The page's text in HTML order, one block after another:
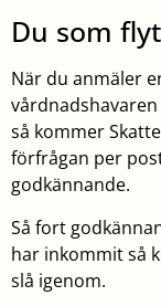
Du som
När du anmäler
så kommer
förfrågan per
godkännande.
Så fort
har inkommit så
slå igenom.